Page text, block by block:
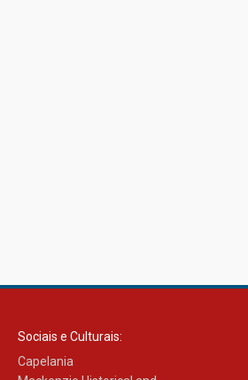
Sociais e Culturais:
Capelania